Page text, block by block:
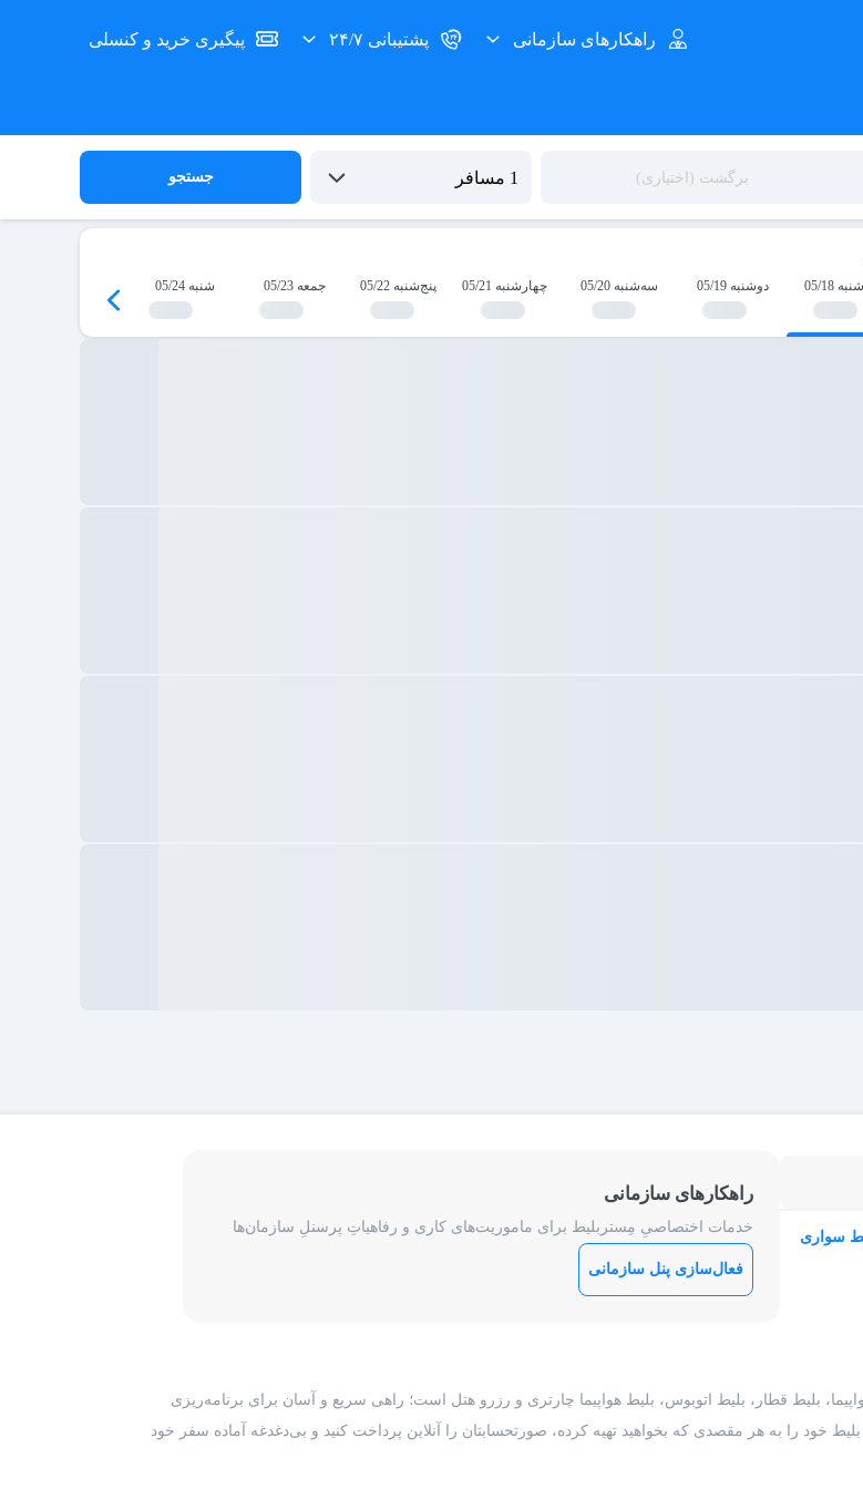
راهکارهای سازمانی پشتیبانی ۲۴/۷ پیگیری خرید و کنسلی
جستجو
05/18 دوشنبه 05/19 سه‌شنبه 05/20 چهارشنبه 05/21 پنج‌شنبه 05/22 جمعه 05/23 شنبه 05/24
سواری
راهکارهای سازمانی
خدمات اختصاصیِ مِستربلیط برای ماموریت‌های کاری و رفاهیاتِ پرسنلِ سازمان‌ها
فعال‌سازی پنل سازمانی
بلیط قطار، بلیط اتوبوس، بلیط هواپیما چارتری و رزرو هتل است؛ راهی سریع و آسان برای برنامه‌ریزی
بلیط خود را به هر مقصدی که بخواهید تهیه کرده، صورتحسابتان را آنلاین پرداخت کنید و بی‌دغدغه آماده سفر خود